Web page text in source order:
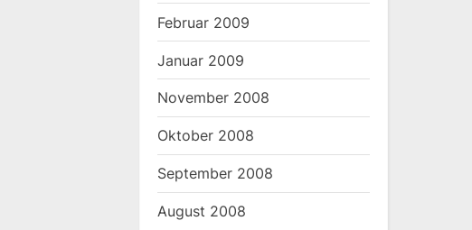
Februar 2009
Januar 2009
November 2008
Oktober 2008
September 2008
August 2008